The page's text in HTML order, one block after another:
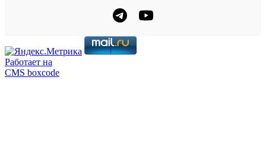
Работает на
CMS boxcode